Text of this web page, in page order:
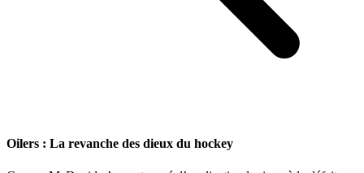
Oilers : La revanche des dieux du hockey